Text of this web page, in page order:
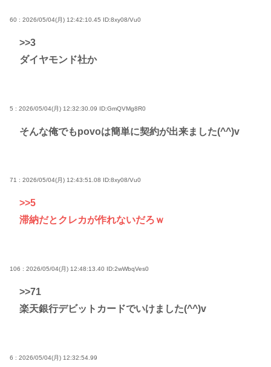
60 : 2026/05/04(月) 12:42:10.45 ID:8xy08/Vu0
>>3
ダイヤモンド社か
5 : 2026/05/04(月) 12:32:30.09 ID:GmQVMg8R0
そんな俺でもpovoは簡単に契約が出来ました(^^)v
71 : 2026/05/04(月) 12:43:51.08 ID:8xy08/Vu0
>>5
滞納だとクレカが作れないだろｗ
106 : 2026/05/04(月) 12:48:13.40 ID:2wWbqVes0
>>71
楽天銀行デビットカードでいけました(^^)v
6 : 2026/05/04(月) 12:32:54.99